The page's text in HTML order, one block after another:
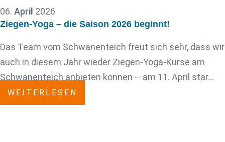
06. April 2026
Ziegen-Yoga – die Saison 2026 beginnt!
Das Team vom Schwanenteich freut sich sehr, dass wir
auch in diesem Jahr wieder Ziegen-Yoga-Kurse am
Schwanenteich anbieten können – am 11. April star…
WEITERLESEN